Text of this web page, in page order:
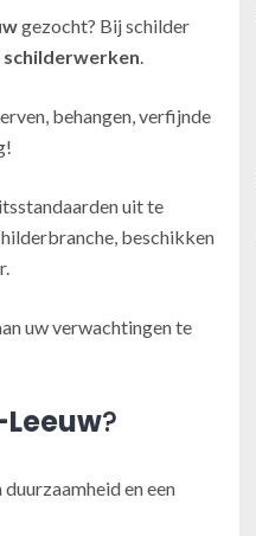
gezocht? Bij schilder
behangen, verfijnde
uit te
beschikken
uw verwachtingen te
?
en een